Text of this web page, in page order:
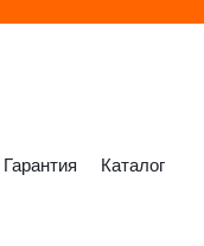
Гарантия Каталог